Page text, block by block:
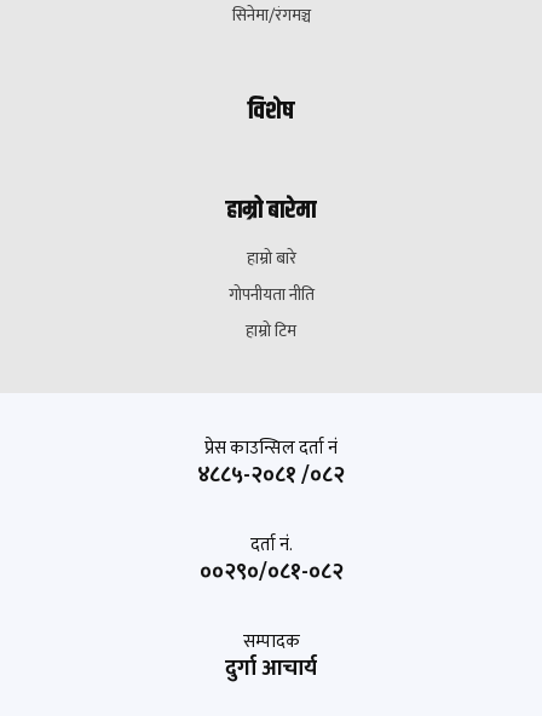
सिनेमा/रंगमञ्च
विशेष
हाम्रो बारेमा
हाम्रो बारे
गोपनीयता नीति
हाम्रो टिम
प्रेस काउन्सिल दर्ता नं
४८८५-२०८१ /०८२
दर्ता नं.
००२९०/०८१-०८२
सम्पादक
दुर्गा आचार्य